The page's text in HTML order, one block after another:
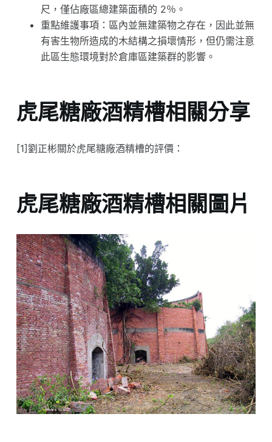
尺，僅佔廠區總建築面積的 2％。
重點維護事項：區內並無建築物之存在，因此並無
有害生物所造成的木結構之損壞情形，但仍需注意
此區生態環境對於倉庫區建築群的影響。
虎尾糖廠酒精槽相關分享
[1]劉正彬關於虎尾糖廠酒精槽的評價：
虎尾糖廠酒精槽相關圖片